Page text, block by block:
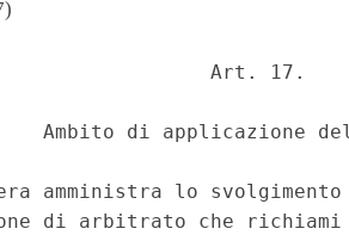
Art. 17.
Ambito di applicazione
amministra lo
di arbitrato che richiami